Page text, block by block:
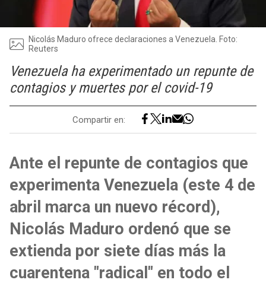
Nicolás Maduro ofrece declaraciones a Venezuela. Foto:
Reuters
Venezuela ha experimentado un repunte de
contagios y muertes por el covid-19
Compartir en:
Ante el repunte de contagios que
experimenta Venezuela (este 4 de
abril marca un nuevo récord),
Nicolás Maduro ordenó que se
extienda por siete días más la
cuarentena "radical" en todo el